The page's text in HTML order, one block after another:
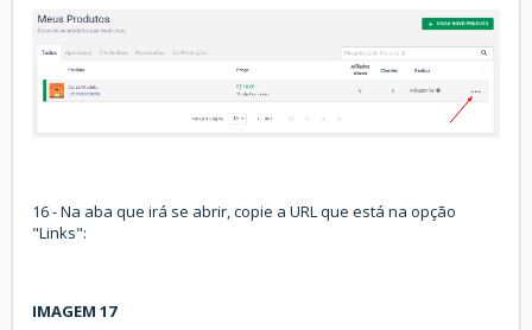
16 - Na aba que irá se abrir, copie a URL que está na opção
"Links":
IMAGEM 17